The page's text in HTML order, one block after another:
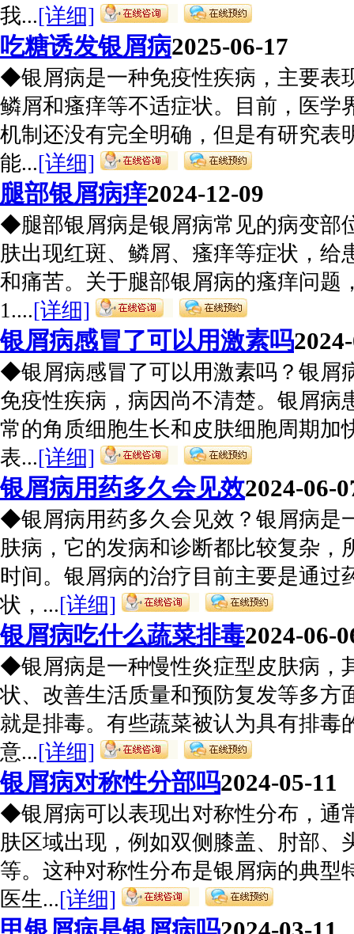
我...[详细]
吃糖诱发银屑病2025-06-17
◆银屑病是一种免疫性疾病，主要表
鳞屑和瘙痒等不适症状。目前，医学
机制还没有完全明确，但是有研究表
能...[详细]
腿部银屑病痒2024-12-09
◆腿部银屑病是银屑病常见的病变部
肤出现红斑、鳞屑、瘙痒等症状，给
和痛苦。关于腿部银屑病的瘙痒问题
1....[详细]
银屑病感冒了可以用激素吗
◆银屑病感冒了可以用激素吗？银屑
免疫性疾病，病因尚不清楚。银屑病
常的角质细胞生长和皮肤细胞周期加
表...[详细]
银屑病用药多久会见效2024-06-
◆银屑病用药多久会见效？银屑病是
肤病，它的发病和诊断都比较复杂，
时间。银屑病的治疗目前主要是通过
状，...[详细]
银屑病吃什么蔬菜排毒2024-06-
◆银屑病是一种慢性炎症型皮肤病，
状、改善生活质量和预防复发等多方
就是排毒。有些蔬菜被认为具有排毒
意...[详细]
银屑病对称性分部吗2024-05-11
◆银屑病可以表现出对称性分布，通
肤区域出现，例如双侧膝盖、肘部、
等。这种对称性分布是银屑病的典型
医生...[详细]